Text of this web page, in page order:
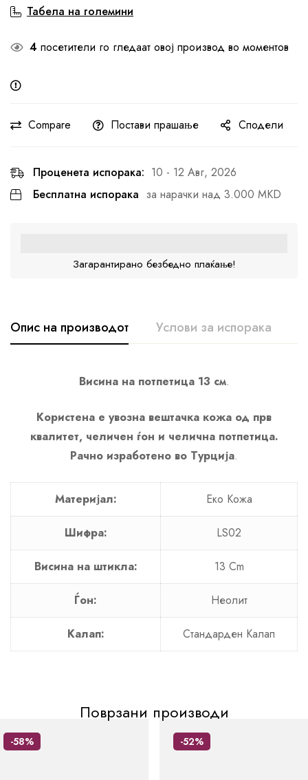
Табела на големини
4 посетители го гледаат овој производ во моментов
Compare Постави прашање Сподели
Проценета испорака: 10 - 12 Авг, 2026
Бесплатна испорака за нарачки над 3.000 MKD
Загарантирано безбедно плаќање!
Опис на производот Услови за испорака
Висина на потпетица 13 см.
Користена е увозна вештачка кожа од прв
квалитет, челичен ѓон и челична потпетица.
Рачно изработено во Турција.
Материјал: Еко Кожа
Шифра: LS02
Висина на штикла: 13 Cm
Ѓон: Неолит
Калап: Стандарден Калап
Поврзани производи
-58% -52%